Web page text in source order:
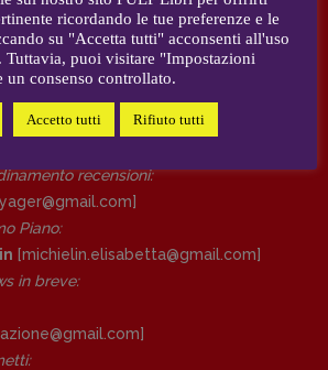
Derobertis,Elio
,Valentina
Michielin
Sturm,Tania Tonin
,Roberto Sturm,Tania Tonin
recensioni:
Piano:
[michielin.elisabetta@gmail.com]
in breve:
com]
ricordando le tue preferenze e le
su "Accetta tutti" acconsenti all'uso
puoi visitare "Impostazioni
consenso controllato.
Accetto tutti Rifiuto tutti